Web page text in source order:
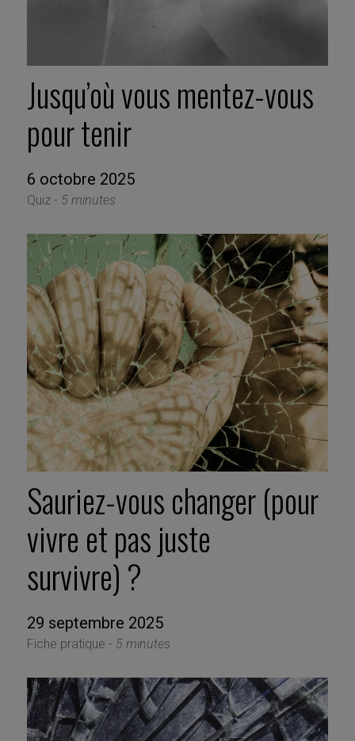
Jusqu’où vous mentez-vous
pour tenir
6 octobre 2025
Quiz - 5 minutes
Sauriez-vous changer (pour
vivre et pas juste
survivre) ?
29 septembre 2025
Fiche pratique - 5 minutes